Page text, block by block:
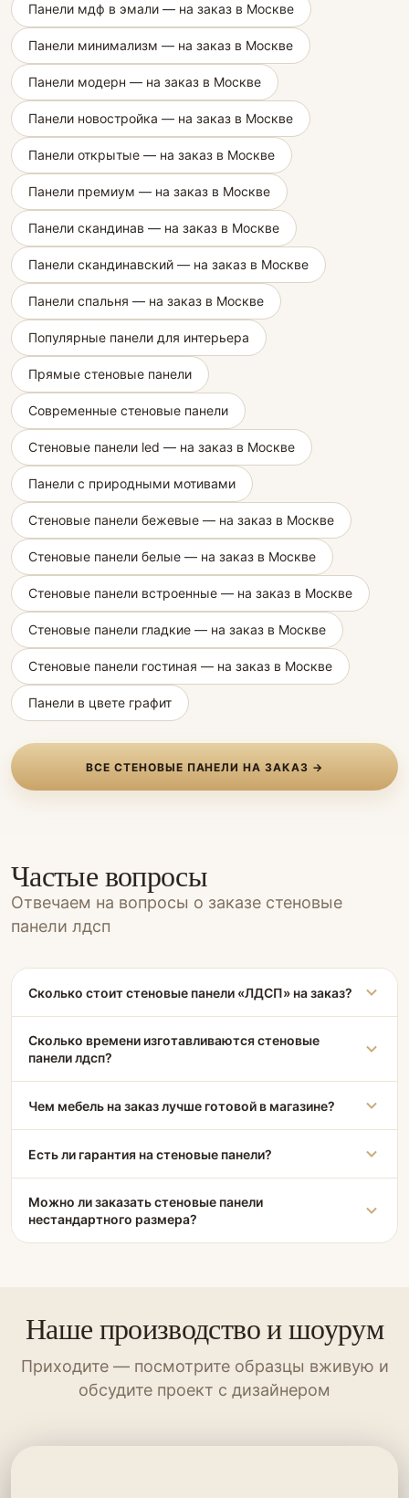
Панели мдф в эмали — на заказ в Москве
Панели минимализм — на заказ в Москве
Панели модерн — на заказ в Москве
Панели новостройка — на заказ в Москве
Панели открытые — на заказ в Москве
Панели премиум — на заказ в Москве
Панели скандинав — на заказ в Москве
Панели скандинавский — на заказ в Москве
Панели спальня — на заказ в Москве
Популярные панели для интерьера
Прямые стеновые панели
Современные стеновые панели
Стеновые панели led — на заказ в Москве
Панели с природными мотивами
Стеновые панели бежевые — на заказ в Москве
Стеновые панели белые — на заказ в Москве
Стеновые панели встроенные — на заказ в Москве
Стеновые панели гладкие — на заказ в Москве
Стеновые панели гостиная — на заказ в Москве
Панели в цвете графит
ВСЕ СТЕНОВЫЕ ПАНЕЛИ НА ЗАКАЗ →
Частые вопросы
Отвечаем на вопросы о заказе стеновые
панели лдсп
Сколько стоит стеновые панели «ЛДСП» на заказ?
Сколько времени изготавливаются стеновые
панели лдсп?
Чем мебель на заказ лучше готовой в магазине?
Есть ли гарантия на стеновые панели?
Можно ли заказать стеновые панели
нестандартного размера?
Наше производство и шоурум
Приходите — посмотрите образцы вживую и
обсудите проект с дизайнером